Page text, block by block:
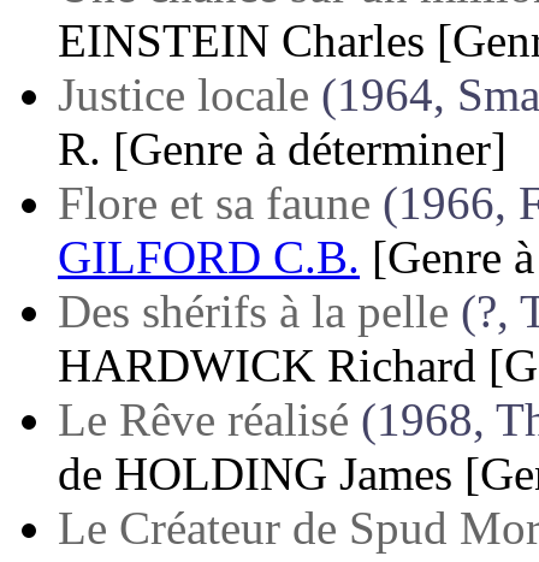
EINSTEIN Charles
Justice locale (1964,
R. [Genre à déterminer]
Flore et sa faune (1966,
GILFORD C.B. [Genre
Des shérifs à la pelle (?,
HARDWICK Richard
Le Rêve réalisé (1968,
de HOLDING James
Le Créateur de Spud